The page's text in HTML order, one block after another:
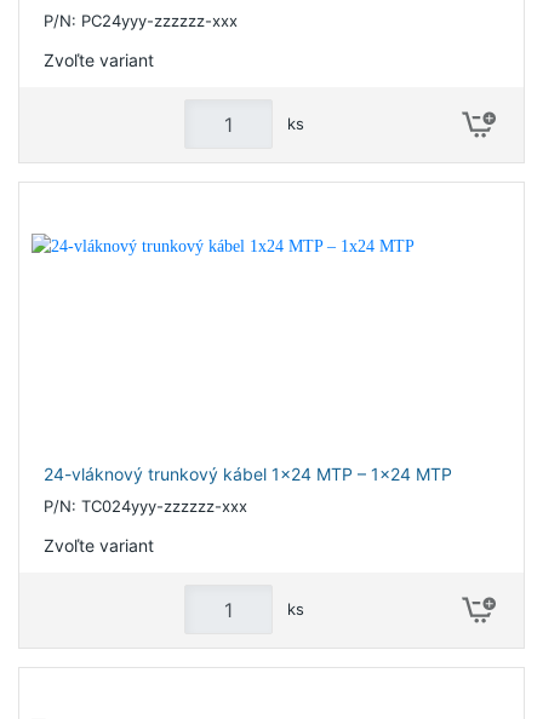
P/N: PC24yyy-zzzzzz-xxx
Zvoľte variant
ks
24-vláknový trunkový kábel 1x24 MTP – 1x24 MTP
P/N: TC024yyy-zzzzzz-xxx
Zvoľte variant
ks